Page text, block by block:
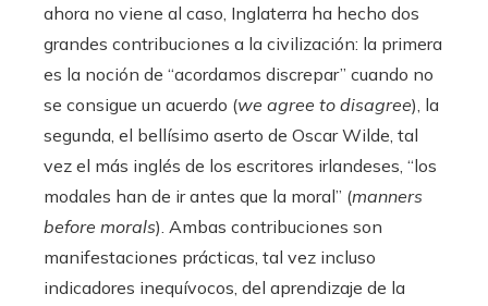
ahora no viene al caso, Inglaterra ha hecho dos
grandes contribuciones a la civilización: la primera
es la noción de “acordamos discrepar” cuando no
se consigue un acuerdo (we agree to disagree), la
segunda, el bellísimo aserto de Oscar Wilde, tal
vez el más inglés de los escritores irlandeses, “los
modales han de ir antes que la moral” (manners
before morals). Ambas contribuciones son
manifestaciones prácticas, tal vez incluso
indicadores inequívocos, del aprendizaje de la